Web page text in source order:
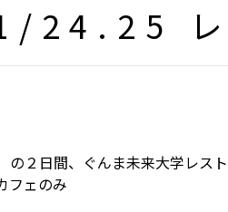
24.25 レ
２日間、 ぐんま未来大学レス
フェのみ